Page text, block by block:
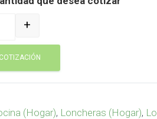
con cubiertos Eco Nature HO-
+
(Hogar), Loncheras (Hogar),